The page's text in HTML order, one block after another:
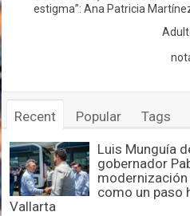
estigma”: Ana Patricia
Recent Popular Tags
Luis Munguía
gobernador
como un paso
Vallarta